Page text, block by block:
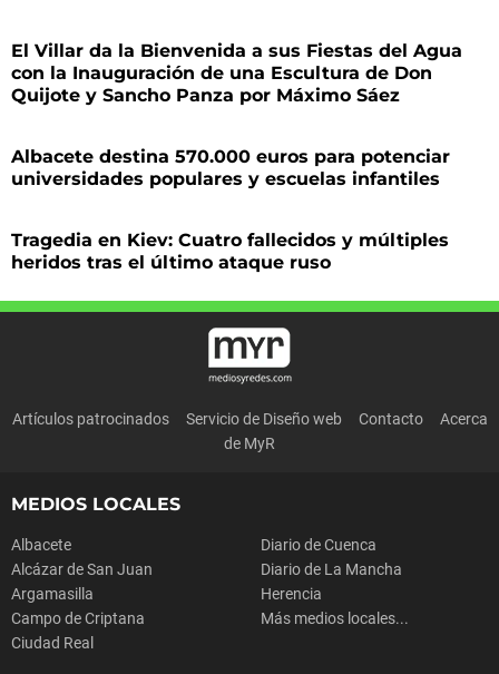
El Villar da la Bienvenida a sus Fiestas del Agua
con la Inauguración de una Escultura de Don
Quijote y Sancho Panza por Máximo Sáez
Albacete destina 570.000 euros para potenciar
universidades populares y escuelas infantiles
Tragedia en Kiev: Cuatro fallecidos y múltiples
heridos tras el último ataque ruso
Artículos patrocinados Servicio de Diseño web Contacto
Acerca
de MyR
MEDIOS LOCALES
Albacete
Alcázar de San Juan
Argamasilla
Campo de Criptana
Ciudad Real
Diario de Cuenca
Diario de La Mancha
Herencia
Más medios locales...